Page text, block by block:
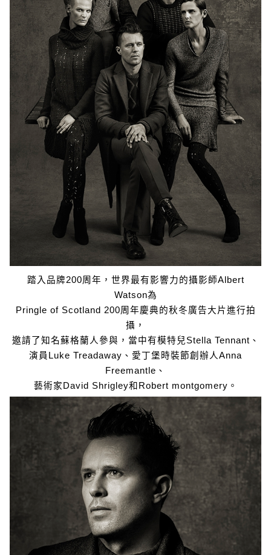
踏入品牌200周年，世界最有影響力的攝影師Albert
Watson為
Pringle of Scotland 200周年慶典的秋冬廣告大片進行拍
攝，
邀請了知名蘇格蘭人參與，當中有模特兒Stella Tennant、
演員Luke Treadaway、愛丁堡時裝節創辦人Anna
Freemantle、
藝術家David Shrigley和Robert montgomery。